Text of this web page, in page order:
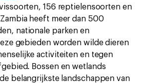
156 reptielensoorten en
heeft meer dan 500
nationale parken en
gebieden worden wilde dieren
activiteiten en tegen
Bossen en wetlands
belangrijkste landschappen van